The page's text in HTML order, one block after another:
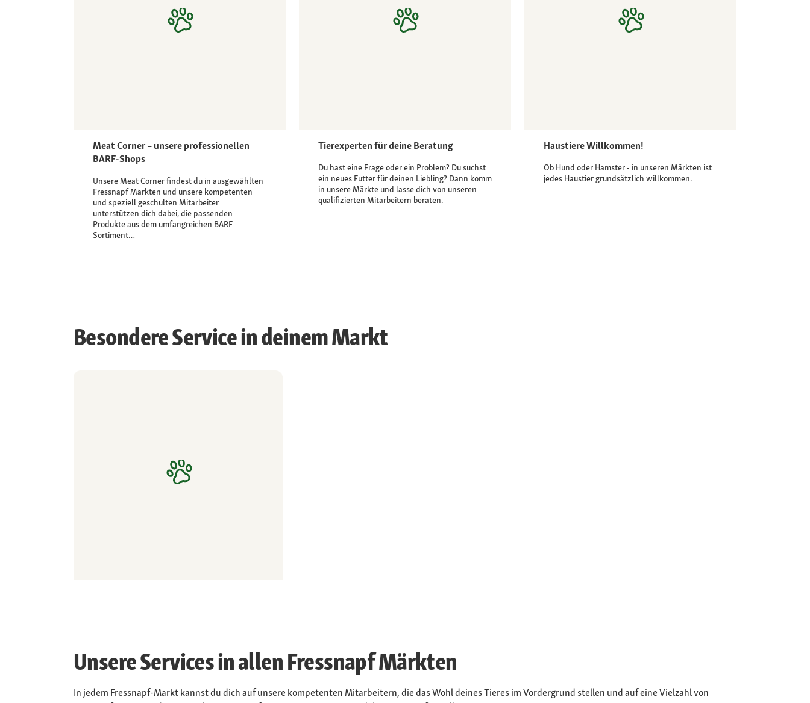
Meat Corner – unsere professionellen
BARF-Shops
Unsere Meat Corner findest du in ausgewählten
Fressnapf Märkten und unsere kompetenten
und speziell geschulten Mitarbeiter
unterstützen dich dabei, die passenden
Produkte aus dem umfangreichen BARF
Sortiment…
Tierexperten für deine Beratung
Du hast eine Frage oder ein Problem? Du suchst
ein neues Futter für deinen Liebling? Dann komm
in unsere Märkte und lasse dich von unseren
qualifizierten Mitarbeitern beraten.
Haustiere Willkommen!
Ob Hund oder Hamster - in unseren Märkten ist
jedes Haustier grundsätzlich willkommen.
Besondere Service in deinem Markt
Unsere Services in allen Fressnapf Märkten
In jedem Fressnapf-Markt kannst du dich auf unsere kompetenten Mitarbeitern, die das Wohl deines Tieres im Vordergrund stellen und auf eine Vielzahl von